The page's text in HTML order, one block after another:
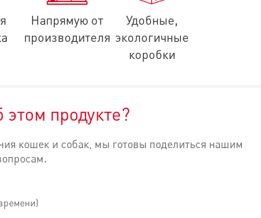
53 мг, Цинк: 158 мг, Ceлeн: 0,07 мг
пищевая: 4,7 %, Фосфор: 0,3 %, EPA/DHA:
Напрямую от
производителя
Удобные,
экологичные
коробки
продукте?
кошек и собак, мы готовы поделиться нашим